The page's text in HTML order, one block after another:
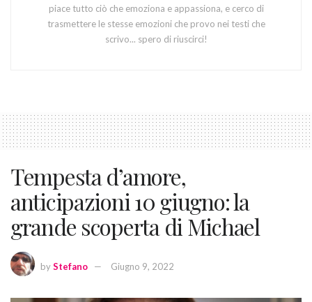
piace tutto ciò che emoziona e appassiona, e cerco di
trasmettere le stesse emozioni che provo nei testi che
scrivo... spero di riuscirci!
Tempesta d’amore,
anticipazioni 10 giugno: la
grande scoperta di Michael
byStefano Giugno 9, 2022